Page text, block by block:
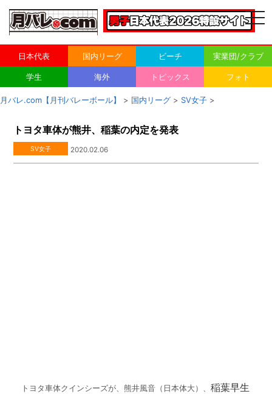
日本代表 国内リーグ ビーチ 実業団/クラブ
学生 海外 トピックス フォト
月バレ.com【月刊バレーボール】 > 国内リーグ > SV女子 >
トヨタ車体が熊井、稲葉の内定を発表
SV女子 2020.02.06
トヨタ車体クインシーズが、熊井風音（日本体大）、稲葉早生